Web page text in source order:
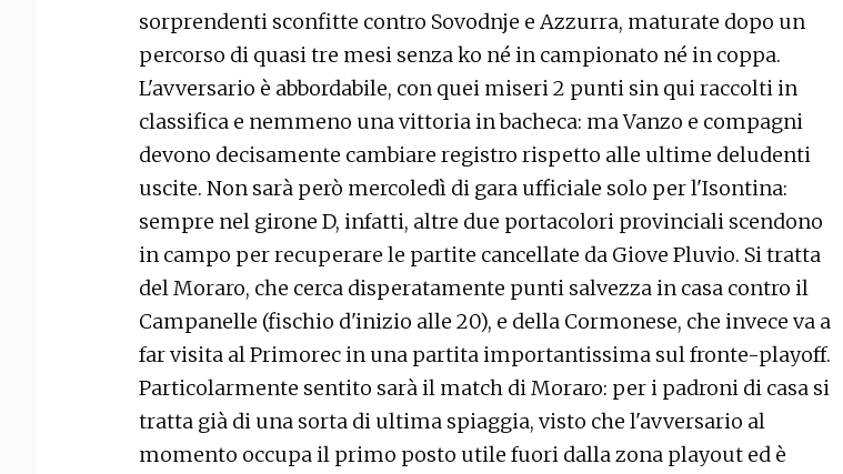
sorprendenti sconfitte contro Sovodnje e Azzurra, maturate dopo un
percorso di quasi tre mesi senza ko né in campionato né in coppa.
L'avversario è abbordabile, con quei miseri 2 punti sin qui raccolti in
classifica e nemmeno una vittoria in bacheca: ma Vanzo e compagni
devono decisamente cambiare registro rispetto alle ultime deludenti
uscite. Non sarà però mercoledì di gara ufficiale solo per l'Isontina:
sempre nel girone D, infatti, altre due portacolori provinciali scendono
in campo per recuperare le partite cancellate da Giove Pluvio. Si tratta
del Moraro, che cerca disperatamente punti salvezza in casa contro il
Campanelle (fischio d'inizio alle 20), e della Cormonese, che invece va a
far visita al Primorec in una partita importantissima sul fronte-playoff.
Particolarmente sentito sarà il match di Moraro: per i padroni di casa si
tratta già di una sorta di ultima spiaggia, visto che l'avversario al
momento occupa il primo posto utile fuori dalla zona playout ed è